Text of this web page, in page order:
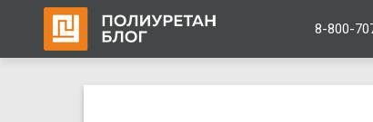
8-800-